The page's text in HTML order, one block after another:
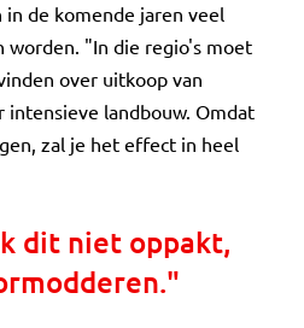
de komende jaren veel
"In die regio's moet
over uitkoop van
landbouw. Omdat
zal je het effect in heel
dit niet oppakt,